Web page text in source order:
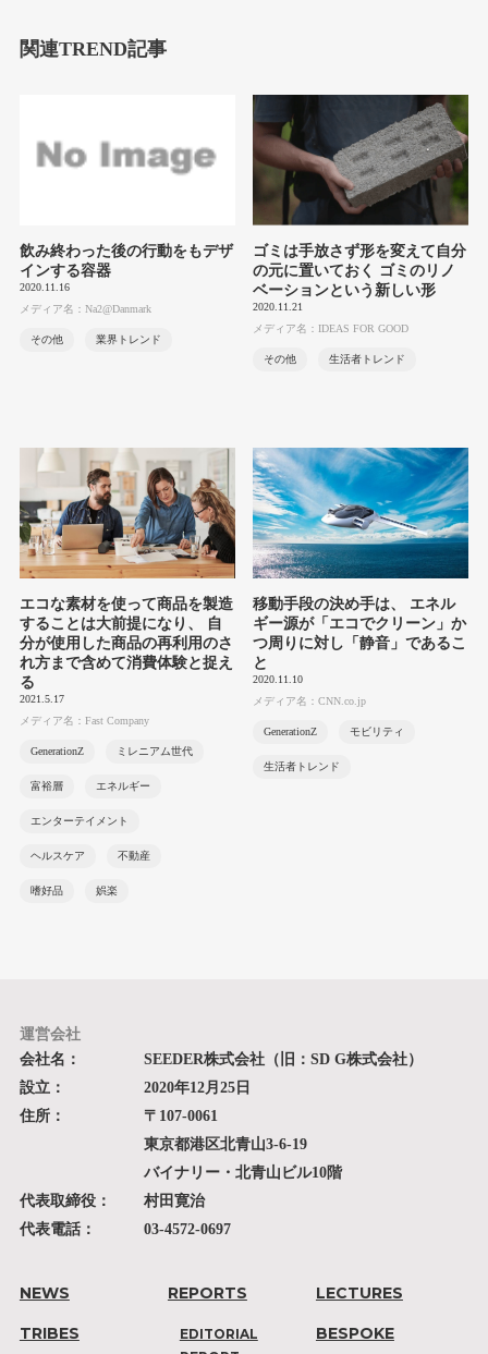
関連TREND記事
飲み終わった後の行動をもデザ
インする容器
2020.11.16
メディア名：Na2@Danmark
その他 業界トレンド
ゴミは手放さず形を変えて自分
の元に置いておく ゴミのリノ
ベーションという新しい形
2020.11.21
メディア名：IDEAS FOR GOOD
その他 生活者トレンド
エコな素材を使って商品を製造
することは大前提になり、 自
分が使用した商品の再利用のさ
れ方まで含めて消費体験と捉え
る
2021.5.17
メディア名：Fast Company
GenerationZ ミレニアム世代
富裕層 エネルギー
エンターテイメント
ヘルスケア 不動産
嗜好品 娯楽
移動手段の決め手は、 エネル
ギー源が「エコでクリーン」か
つ周りに対し「静音」であるこ
と
2020.11.10
メディア名：CNN.co.jp
GenerationZ モビリティ
生活者トレンド
運営会社
会社名：
SEEDER株式会社（旧：SD G株式会社）
設立：
2020年12月25日
住所：
〒107-0061
東京都港区北青山3-6-19
バイナリー・北青山ビル10階
代表取締役：
村田寛治
代表電話：
03-4572-0697
NEWS
TRIBES
REPORTS
EDITORIAL
LECTURES
BESPOKE